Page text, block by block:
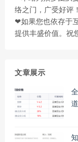
络之门，广受好评！
❤如果您也依存于
提供丰盛价值。祝
文章展示